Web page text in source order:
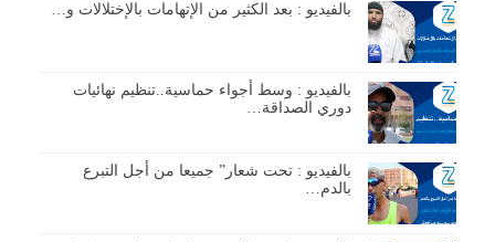
بالفيديو : بعد الكثير من الإتهامات بالإختلالات و…
بالفيديو : وسط أجواء حماسية..تنظيم نهائيات
دوري الصداقة…
بالفيديو : تحت شعار” جميعا من أجل التبرع
بالدم…